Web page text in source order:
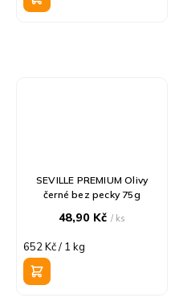
SEVILLE PREMIUM Olivy
černé bez pecky 75g
48,90 Kč/ ks
Měrná
cena:
652 Kč / 1 kg